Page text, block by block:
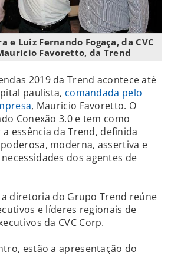
e Luiz Fernando Fogaça, da CVC
Favoretto, da Trend
2019 da Trend acontece até
paulista, comandada pelo
, Mauricio Favoretto. O
Conexão 3.0 e tem como
essência da Trend, definida
moderna, assertiva e
dos agentes de
diretoria do Grupo Trend reúne
e líderes regionais de
da CVC Corp.
estão a apresentação do